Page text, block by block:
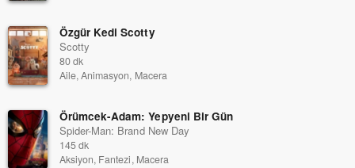
Özgür Kedi Scotty
Scotty
80 dk
Aile, Animasyon, Macera
Örümcek-Adam: Yepyeni Bir Gün
Spider-Man: Brand New Day
145 dk
Aksiyon, Fantezi, Macera